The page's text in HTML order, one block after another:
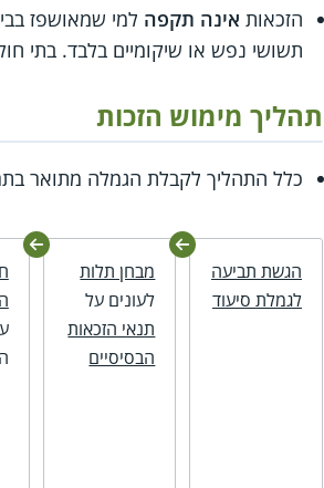
הזכאות אינה תקפה למי שמאושפז
תשושי נפש או שיקומיים בלבד. בתי
תהליך מימוש הזכות
כלל התהליך לקבלת הגמלה מתואר
הגשת תביעה
לגמלת סיעוד
מבחן תלות
לעונים על
תנאי הזכאות
הבסיסיים